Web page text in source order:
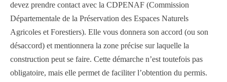
devez prendre contact avec la CDPENAF (Commission
Départementale de la Préservation des Espaces Naturels
Agricoles et Forestiers). Elle vous donnera son accord (ou son
désaccord) et mentionnera la zone précise sur laquelle la
construction peut se faire. Cette démarche n’est toutefois pas
obligatoire, mais elle permet de faciliter l’obtention du permis.